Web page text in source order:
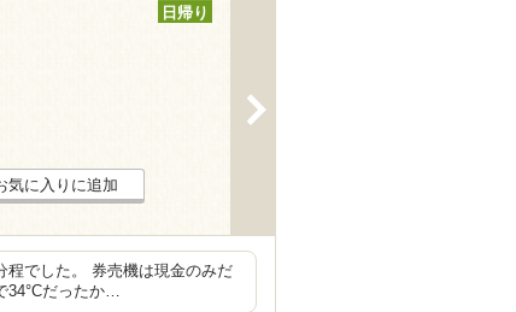
日帰り
気に入りに追加
程でした。 券売機は現金のみだ
34°Cだったか…